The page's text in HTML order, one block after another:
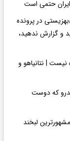
ایران حتمی است
در پرونده
و گزارش ندهید،
| نتانیاهو و
که دوست
لبخند